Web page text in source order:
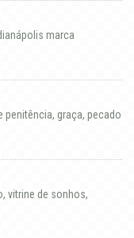
marca
penitência, graça, pecado
vitrine de sonhos,